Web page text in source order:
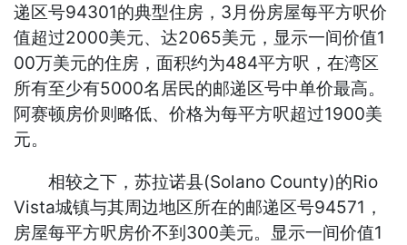
递区号94301的典型住房，3月份房屋每平方呎价
值超过2000美元、达2065美元，显示一间价值1
00万美元的住房，面积约为484平方呎，在湾区
所有至少有5000名居民的邮递区号中单价最高。
阿赛顿房价则略低、价格为每平方呎超过1900美
元。
相较之下，苏拉诺县(Solano County)的Rio
Vista城镇与其周边地区所在的邮递区号94571，
房屋每平方呎房价不到300美元。显示一间价值1